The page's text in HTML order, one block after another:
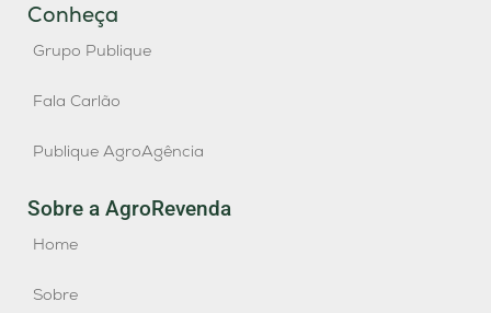
Conheça
Grupo Publique
Fala Carlão
Publique AgroAgência
Sobre a AgroRevenda
Home
Sobre